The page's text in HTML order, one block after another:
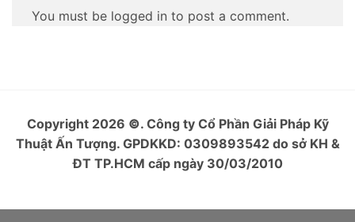
You must be logged in to post a comment.
Copyright 2026 ©. Công ty Cổ Phần Giải Pháp Kỹ
Thuật Ấn Tượng. GPDKKD: 0309893542 do sở KH &
ĐT TP.HCM cấp ngày 30/03/2010